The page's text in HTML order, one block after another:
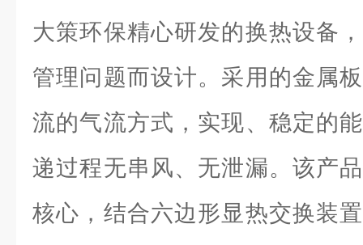
大策环保精心研发的换热设备
管理问题而设计。采用的金属
流的气流方式，实现、稳定的
递过程无串风、无泄漏。该产
核心，结合六边形显热交换装